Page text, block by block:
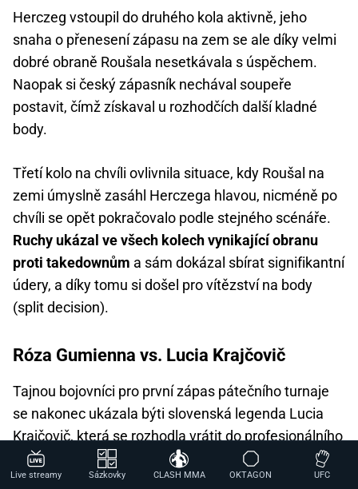
Herczeg vstoupil do druhého kola aktivně, jeho
snaha o přenesení zápasu na zem se ale díky velmi
dobré obraně Roušala nesetkávala s úspěchem.
Naopak si český zápasník nechával soupeře
postavit, čímž získaval u rozhodčích další kladné
body.
Třetí kolo na chvíli ovlivnila situace, kdy Roušal na
zemi úmyslně zasáhl Herczega hlavou, nicméně po
chvíli se opět pokračovalo podle stejného scénáře.
Ruchy ukázal ve všech kolech vynikající obranu
proti takedownům a sám dokázal sbírat signifikantní
údery, a díky tomu si došel pro vítězství na body
(split decision).
Róza Gumienna vs. Lucia Krajčovič
Tajnou bojovníci pro první zápas pátečního turnaje
se nakonec ukázala býti slovenská legenda Lucia
Krajčovič, která se rozhodla vrátit do profesionálního
MMA. Otevírací zápas turnaje nabídl zajímavou
podívanou, která se protáhla na všechna tři vypsaná
Live streamy Sázkovky CLASH MMA OKTAGON UFC